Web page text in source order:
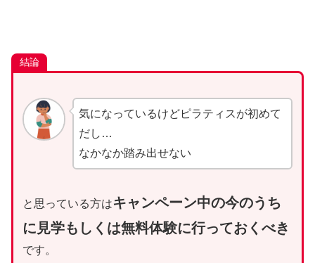
結論
気になっているけどピラティスが初めて
だし…
なかなか踏み出せない
と思っている方はキャンペーン中の今のうち
に見学もしくは無料体験に行っておくべき
です。